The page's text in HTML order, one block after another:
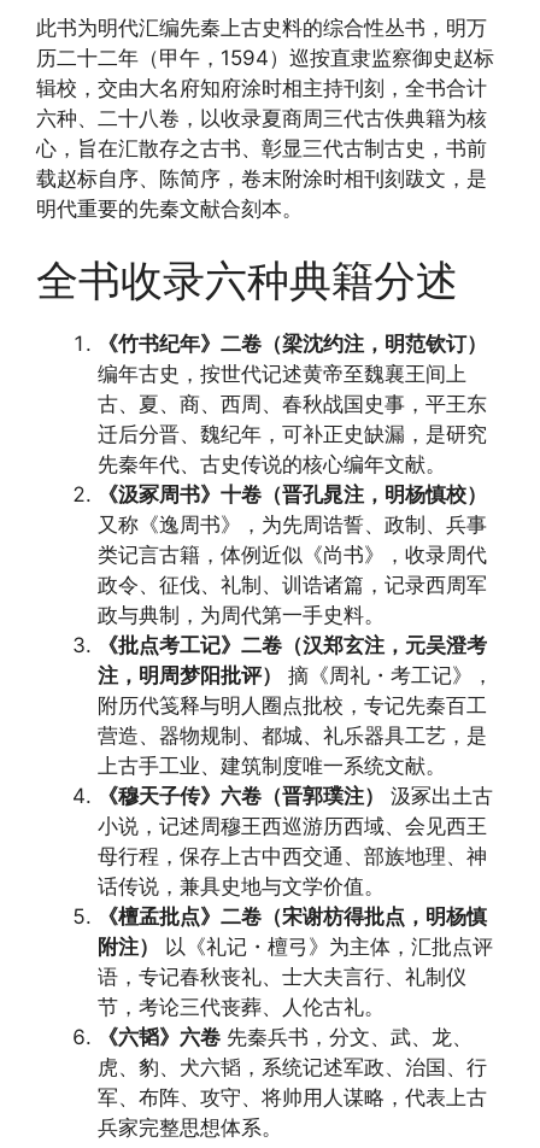
此书为明代汇编先秦上古史料的综合性丛书，明万
历二十二年（甲午，1594）巡按直隶监察御史赵标
辑校，交由大名府知府涂时相主持刊刻，全书合计
六种、二十八卷，以收录夏商周三代古佚典籍为核
心，旨在汇散存之古书、彰显三代古制古史，书前
载赵标自序、陈简序，卷末附涂时相刊刻跋文，是
明代重要的先秦文献合刻本。
全书收录六种典籍分述
《竹书纪年》二卷（梁沈约注，明范钦订）
编年古史，按世代记述黄帝至魏襄王间上
古、夏、商、西周、春秋战国史事，平王东
迁后分晋、魏纪年，可补正史缺漏，是研究
先秦年代、古史传说的核心编年文献。
《汲冢周书》十卷（晋孔晁注，明杨慎校）
又称《逸周书》，为先周诰誓、政制、兵事
类记言古籍，体例近似《尚书》，收录周代
政令、征伐、礼制、训诰诸篇，记录西周军
政与典制，为周代第一手史料。
《批点考工记》二卷（汉郑玄注，元吴澄考
注，明周梦阳批评）
摘《周礼・考工记》，
附历代笺释与明人圈点批校，专记先秦百工
营造、器物规制、都城、礼乐器具工艺，是
上古手工业、建筑制度唯一系统文献。
《穆天子传》六卷（晋郭璞注）
汲冢出土古
小说，记述周穆王西巡游历西域、会见西王
母行程，保存上古中西交通、部族地理、神
话传说，兼具史地与文学价值。
《檀孟批点》二卷（宋谢枋得批点，明杨慎
附注）
以《礼记・檀弓》为主体，汇批点评
语，专记春秋丧礼、士大夫言行、礼制仪
节，考论三代丧葬、人伦古礼。
《六韬》六卷 先秦兵书，分文、武、龙、
虎、豹、犬六韬，系统记述军政、治国、行
军、布阵、攻守、将帅用人谋略，代表上古
兵家完整思想体系。